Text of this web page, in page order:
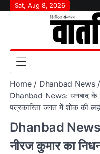
SkipSat, Aug 8, 2026
Home
Dhanbad News
Dhanbad News: धनबाद के
पत्रकारिता जगत में शोक की
Dhanbad News:
नीरज कुमार का